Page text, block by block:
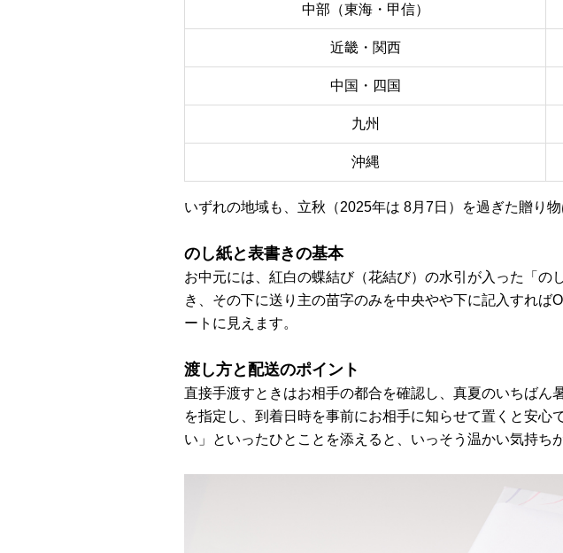
中部（東海・甲信）
近畿・関西
中国・四国
九州
沖縄
いずれの地域も、立秋（2025年は 8月7日）を過ぎた贈り
のし紙と表書きの基本
お中元には、紅白の蝶結び（花結び）の水引が入った「
き、その下に送り主の苗字のみを中央やや下に記入すれ
ートに見えます。
渡し方と配送のポイント
直接手渡すときはお相手の都合を確認し、真夏のいちば
を指定し、到着日時を事前にお相手に知らせて置くと安
い」といったひとことを添えると、いっそう温かい気持ち